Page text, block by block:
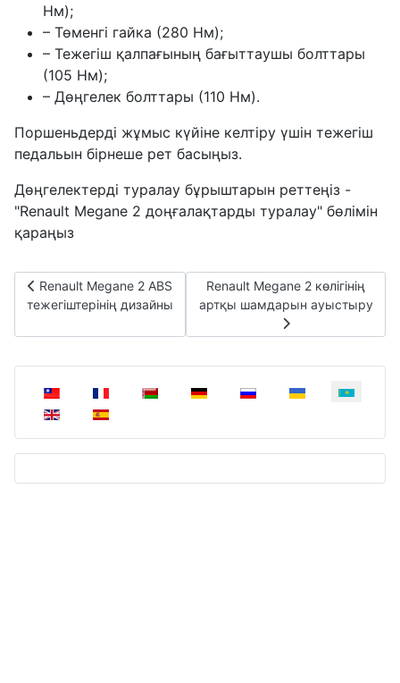
Нм);
– Төменгі гайка (280 Нм);
– Тежегіш қалпағының бағыттаушы болттары
(105 Нм);
– Дөңгелек болттары (110 Нм).
Поршеньдерді жұмыс күйіне келтіру үшін тежегіш
педальын бірнеше рет басыңыз.
Дөңгелектерді туралау бұрыштарын реттеңіз -
"Renault Megane 2 доңғалақтарды туралау" бөлімін
қараңыз
Алдыңғы мақала:Renault Megane 2 ABS тежегіштерінің
Renault Megane 2 ABS
тежегіштерінің дизайны
Келесі мақала:Renault
Renault Megane 2 көлігінің
артқы шамдарын ауыстыру
Тіліңізді таңдаңыз